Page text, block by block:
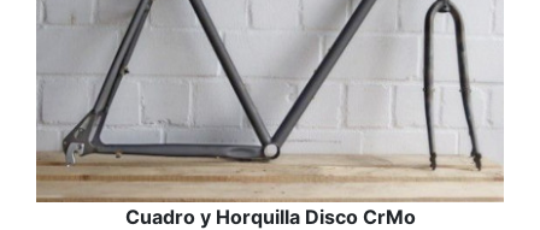
Cuadro y Horquilla Disco CrMo